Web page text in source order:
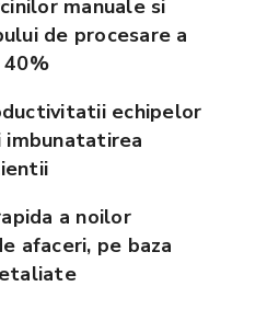
manualesi
de procesare a
40%
echipelor
a noilor
afaceri, pe baza